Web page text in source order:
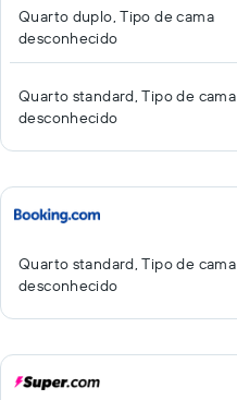
Quarto duplo, Tipo de cama
desconhecido
Quarto standard, Tipo de cama
desconhecido
Quarto standard, Tipo de cama
desconhecido